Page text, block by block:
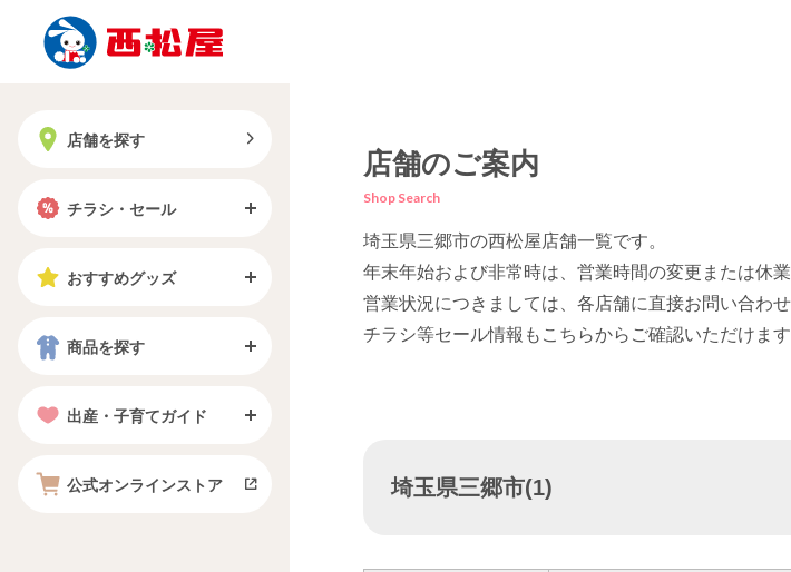
店舗を探す
チラシ・セール
おすすめグッズ
商品を探す
出産・子育てガイド
公式オンラインストア
店舗のご案内
Shop Search
埼玉県三郷市の西松屋店舗一覧です。
年末年始および非常時は、営業時間の変更または休
営業状況につきましては、各店舗に直接お問い合わせ
チラシ等セール情報もこちらからご確認いただけます
埼玉県三郷市(1)